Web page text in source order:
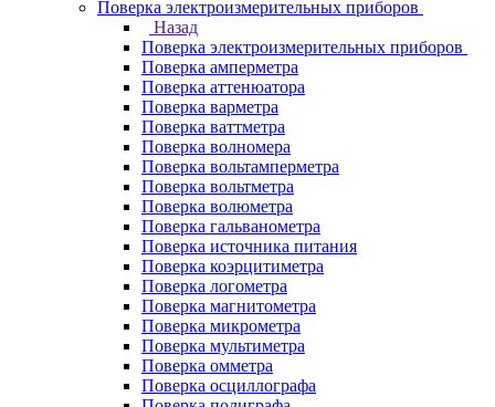
Поверка электроизмерительных приборов
Назад
Поверка электроизмерительных приборов
Поверка амперметра
Поверка аттенюатора
Поверка варметра
Поверка ваттметра
Поверка волномера
Поверка вольтамперметра
Поверка вольтметра
Поверка волюметра
Поверка гальванометра
Поверка источника питания
Поверка коэрцитиметра
Поверка логометра
Поверка магнитометра
Поверка микрометра
Поверка мультиметра
Поверка омметра
Поверка осциллографа